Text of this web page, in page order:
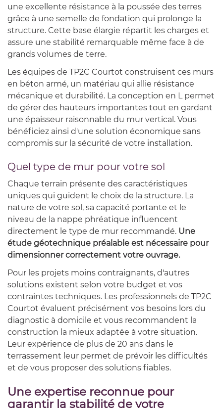
une excellente résistance à la poussée des terres
grâce à une semelle de fondation qui prolonge la
structure. Cette base élargie répartit les charges et
assure une stabilité remarquable même face à de
grands volumes de terre.
Les équipes de TP2C Courtot construisent ces murs
en béton armé, un matériau qui allie résistance
mécanique et durabilité. La conception en L permet
de gérer des hauteurs importantes tout en gardant
une épaisseur raisonnable du mur vertical. Vous
bénéficiez ainsi d'une solution économique sans
compromis sur la sécurité de votre installation.
Quel type de mur pour votre sol
Chaque terrain présente des caractéristiques
uniques qui guident le choix de la structure. La
nature de votre sol, sa capacité portante et le
niveau de la nappe phréatique influencent
directement le type de mur recommandé. Une
étude géotechnique préalable est nécessaire pour
dimensionner correctement votre ouvrage.
Pour les projets moins contraignants, d'autres
solutions existent selon votre budget et vos
contraintes techniques. Les professionnels de TP2C
Courtot évaluent précisément vos besoins lors du
diagnostic à domicile et vous recommandent la
construction la mieux adaptée à votre situation.
Leur expérience de plus de 20 ans dans le
terrassement leur permet de prévoir les difficultés
et de vous proposer des solutions fiables.
Une expertise reconnue pour
garantir la stabilité de votre